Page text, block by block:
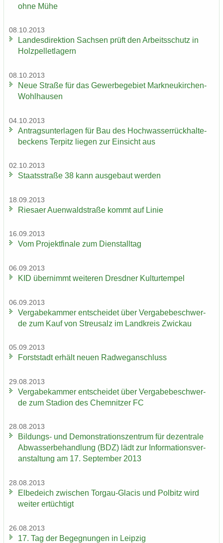
ohne Mühe
08.10.2013
Lan­des­di­rek­ti­on Sach­sen prüft den Ar­beits­schutz in
Holz­pel­let­la­gern
08.10.2013
Neue Stra­ße für das Ge­wer­be­ge­biet Markneukirchen-​
Wohlhausen
04.10.2013
An­trags­un­ter­la­gen für Bau des Hoch­was­ser­rück­hal­te­
be­ckens Ter­pitz lie­gen zur Ein­sicht aus
02.10.2013
Staats­stra­ße 38 kann aus­ge­baut wer­den
18.09.2013
Rie­sa­er Au­en­wald­stra­ße kommt auf Linie
16.09.2013
Vom Pro­jekt­fi­na­le zum Dienst­all­tag
06.09.2013
KID über­nimmt wei­te­ren Dresd­ner Kul­tur­tem­pel
06.09.2013
Ver­ga­be­kam­mer ent­schei­det über Ver­ga­be­be­schwer­
de zum Kauf von Streu­salz im Land­kreis Zwi­ckau
05.09.2013
Forst­stadt er­hält neuen Rad­weg­an­schluss
29.08.2013
Ver­ga­be­kam­mer ent­schei­det über Ver­ga­be­be­schwer­
de zum Sta­di­on des Chem­nit­zer FC
28.08.2013
Bildungs-​ und De­mons­tra­ti­ons­zen­trum für de­zen­tra­le
Ab­was­ser­be­hand­lung (BDZ) lädt zur In­for­ma­ti­ons­ver­
an­stal­tung am 17. Sep­tem­ber 2013
28.08.2013
El­be­deich zwi­schen Torgau-​Glacis und Pol­bitz wird
wei­ter er­tüch­tigt
26.08.2013
17. Tag der Be­geg­nun­gen in Leip­zig